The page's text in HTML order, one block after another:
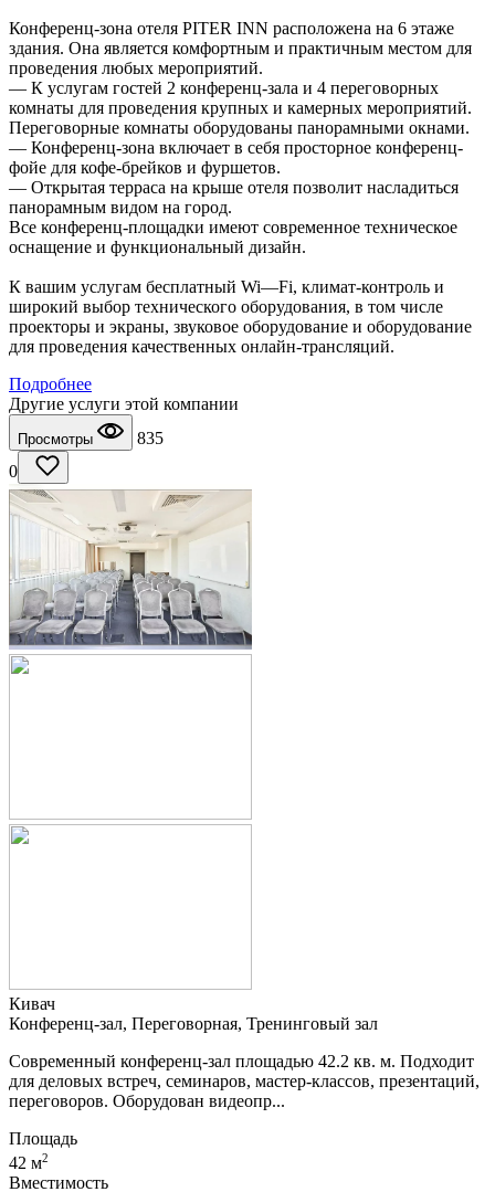
Конференц-зона отеля PITER INN расположена на 6 этаже
здания. Она является комфортным и практичным местом для
проведения любых мероприятий.
— К услугам гостей 2 конференц-зала и 4 переговорных
комнаты для проведения крупных и камерных мероприятий.
Переговорные комнаты оборудованы панорамными окнами.
— Конференц-зона включает в себя просторное конференц-
фойе для кофе-брейков и фуршетов.
— Открытая терраса на крыше отеля позволит насладиться
панорамным видом на город.
Все конференц-площадки имеют современное техническое
оснащение и функциональный дизайн.
К вашим услугам бесплатный Wi—Fi, климат-контроль и
широкий выбор технического оборудования, в том числе
проекторы и экраны, звуковое оборудование и оборудование
для проведения качественных онлайн-трансляций.
Подробнее
Другие услуги этой компании
Просмотры
835
0
Кивач
Конференц-зал, Переговорная, Тренинговый зал
Современный конференц-зал площадью 42.2 кв. м. Подходит
для деловых встреч, семинаров, мастер-классов, презентаций,
переговоров. Оборудован видеопр...
Площадь
42 м2
Вместимость